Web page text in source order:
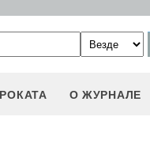
О ЖУРНАЛЕ